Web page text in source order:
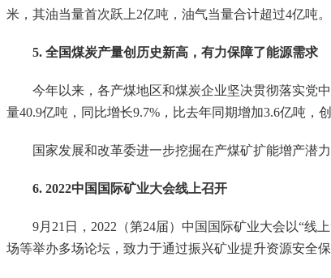
米，其油当量首次跃上2亿吨，油气当量合计超过4亿吨。
5. 全国煤炭产量创历史新高，有力保障了能源需求
今年以来，各产煤地区和煤炭企业坚决贯彻落实党中
量40.9亿吨，同比增长9.7%，比去年同期增加3.6亿吨，
国家发展和改革委进一步挖掘在产煤矿扩能增产潜力
6. 2022中国国际矿业大会线上召开
9月21日，2022（第24届）中国国际矿业大会以“线上
场等举办多场论坛，致力于通过振兴矿业提升资源安全